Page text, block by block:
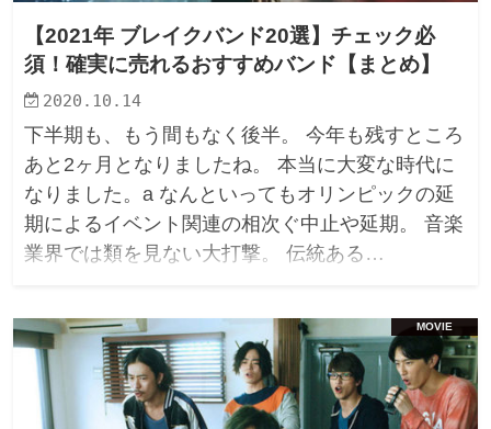
【2021年 ブレイクバンド20選】チェック必
須！確実に売れるおすすめバンド【まとめ】
2020.10.14
下半期も、もう間もなく後半。 今年も残すところ
あと2ヶ月となりましたね。 本当に大変な時代に
なりました。a なんといってもオリンピックの延
期によるイベント関連の相次ぐ中止や延期。 音楽
業界では類を見ない大打撃。 伝統ある…
MOVIE